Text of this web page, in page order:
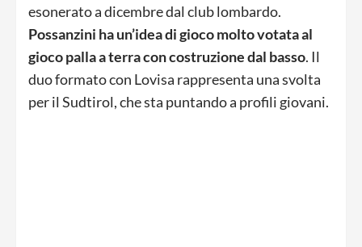
esonerato a dicembre dal club lombardo.
Possanzini ha un’idea di gioco molto votata al
gioco palla a terra con costruzione dal basso. Il
duo formato con Lovisa rappresenta una svolta
per il Sudtirol, che sta puntando a profili giovani.